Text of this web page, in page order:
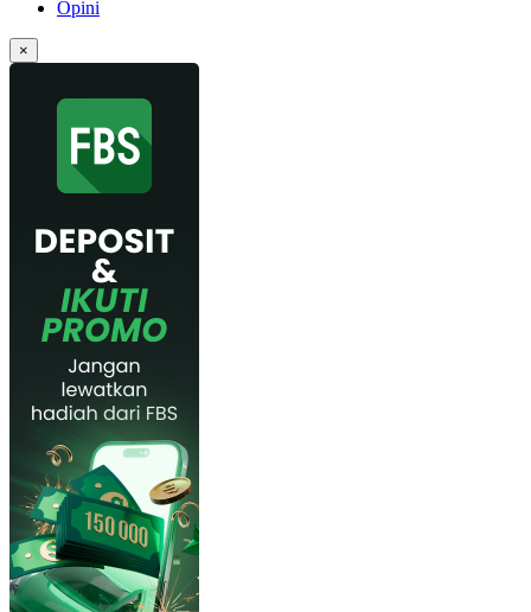
Opini
×